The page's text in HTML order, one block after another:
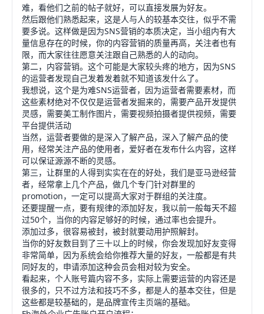
难，看他们之前的帖子就好，可以直接发展为好友。
然后跟他们熟悉起来，这是人与人的较基本交往，似乎不需
要多说。这样做是因为SNS营销的本质决定，当小组内有大
量信息存在的时候，你的内容营销的质量再高，关注者也有
限，而大家往往愿意关注跟自己熟悉的人的动向。
第二，内容营销。这个可能是大家较头疼的地方，因为SNS
的运营者发现自己发着发着就不知道该发什么了。
我想说，这个是为难SNS运营者，因为运营者需要素材，而
这些素材绝对不仅仅是运营者发掘来的，需要产品开发提供
灵感，需要美工制作图片，需要视频拍摄者提供视频，需要
平台提供活动
当然，运营者要做的是深入了解产品，深入了解产品的使
用，经常关注产品的使用者，爱好者在发布什么内容，这样
可以保证源源不断的灵感。
第三，让群里的人得到实实在在的好处，我们是亚马逊经营
者，经常拿上几个产品，做几个专门针对群里的
promotion，一定可以提高大家对于群组的关注度。
还要提醒一点，要有规律的添加好友，我以前一般每天不超
过50个，当你的内容足够好的时候，通过率也会提升。
添加过多，很容易被封，被封就要动用护照解封。
当你的好友数目到了三十以上的时候，你会发现加好友变得
非常简单，因为系统会给你推荐大量的好友，一般都是有共
同好友的，申请添加这种会员会相对较为安全。
看起来，个人账号篇内容不多，实际上需要运营的内容还是
很多的，只不过方法和技巧不多，都是人的基本交往，但是
这些都是较基础的，是品牌宣传主页端的基础。